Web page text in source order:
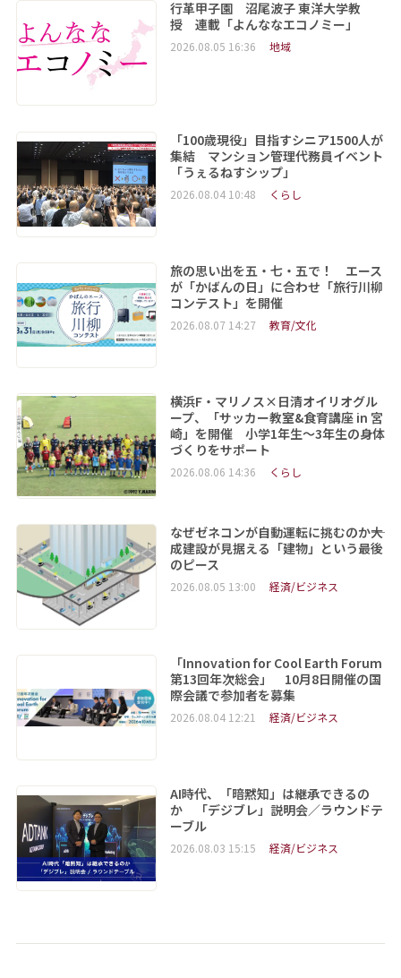
行革甲子園 沼尾波子 東洋大学教
授 連載「よんななエコノミー」
2026.08.05 16:36 地域
「100歳現役」目指すシニア1500人が
集結 マンション管理代務員イベント
「うぇるねすシップ」
2026.08.04 10:48 くらし
旅の思い出を五・七・五で！ エース
が「かばんの日」に合わせ「旅行川柳
コンテスト」を開催
2026.08.07 14:27 教育/文化
横浜F・マリノス×日清オイリオグル
ープ、「サッカー教室&食育講座 in 宮
崎」を開催 小学1年生～3年生の身体
づくりをサポート
2026.08.06 14:36 くらし
なぜゼネコンが自動運転に挑むのか――大
成建設が見据える「建物」という最後
のピース
2026.08.05 13:00 経済/ビジネス
「Innovation for Cool Earth Forum
第13回年次総会」 10月8日開催の国
際会議で参加者を募集
2026.08.04 12:21 経済/ビジネス
AI時代、「暗黙知」は継承できるの
か 「デジブレ」説明会／ラウンドテ
ーブル
2026.08.03 15:15 経済/ビジネス